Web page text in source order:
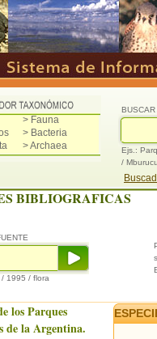
> Fauna
> Bacteria
> Archaea
Ejs.:
/
BIBLIOGRAFICAS
/ 1995 / flora
los Parques
de la Argentina.